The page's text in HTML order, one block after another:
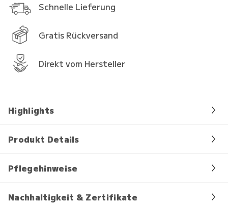
Schnelle Lieferung
Gratis Rückversand
Direkt vom Hersteller
Highlights
Produkt Details
Pflegehinweise
Nachhaltigkeit & Zertifikate